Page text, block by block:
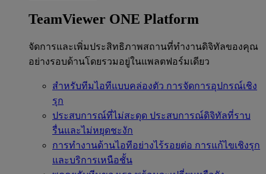
TeamViewer ONE Platform
จัดการและเพิ่มประสิทธิภาพสถานที่ทำงานดิจิทัลของคุณ
อย่างรอบด้านโดยรวมอยู่ในแพลตฟอร์มเดียว
สำหรับทีมไอทีแบบคล่องตัว การจัดการอุปกรณ์เชิง
รุก
ประสบการณ์ที่ไม่สะดุด ประสบการณ์ดิจิทัลที่ราบ
รื่นและไม่หยุดชะงัก
การทำงานด้านไอทีอย่างไร้รอยต่อ การแก้ไขเชิงรุก
และบริการเหนือชั้น